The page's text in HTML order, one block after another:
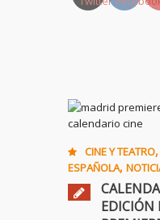
CINE Y TEATRO,
ESPAÑOLA,
EDICIÓN